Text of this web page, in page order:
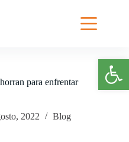
Abrir barra de herramientas
para enfrentar
2022 Blog